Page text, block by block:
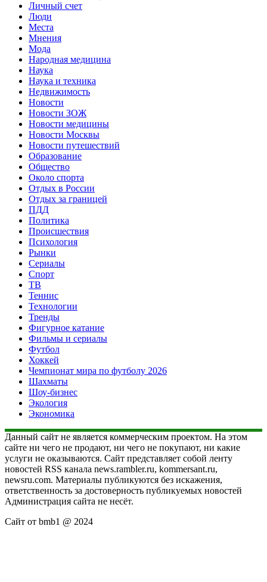
Личный счет
Люди
Места
Мнения
Мода
Народная медицина
Наука
Наука и техника
Недвижимость
Новости
Новости ЗОЖ
Новости медицины
Новости Москвы
Новости путешествий
Образование
Общество
Около спорта
Отдых в России
Отдых за границей
ПДД
Политика
Происшествия
Психология
Рынки
Сериалы
Спорт
ТВ
Теннис
Технологии
Тренды
Фигурное катание
Фильмы и сериалы
Футбол
Хоккей
Чемпионат мира по футболу 2026
Шахматы
Шоу-бизнес
Экология
Экономика
Данный сайт не является коммерческим проектом. На этом
сайте ни чего не продают, ни чего не покупают, ни какие
услуги не оказываются. Сайт представляет собой ленту
новостей RSS канала news.rambler.ru, kommersant.ru,
newsru.com. Материалы публикуются без искажения,
ответственность за достоверность публикуемых новостей
Администрация сайта не несёт.
Сайт от bmb1 @ 2024